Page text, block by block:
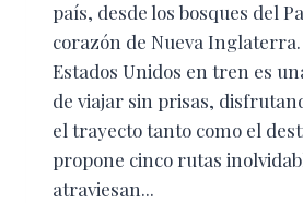
país, desde los bosques del
corazón de Nueva
Estados Unidos en tren es
de viajar sin prisas,
el trayecto tanto como el
propone cinco rutas
atraviesan...